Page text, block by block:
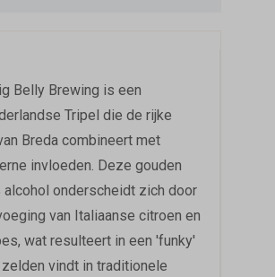
Belly Brewing is een
Tripel die de rijke
Breda combineert met
invloeden. Deze gouden
alcohol onderscheidt zich door
van Italiaanse citroen en
wat resulteert in een 'funky'
vindt in traditionele